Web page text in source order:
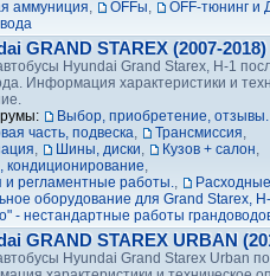
аммуниция, OFFы,
OFF-тюнинг и
GRAND STAREX (2007-2018)
Hyundai Grand Starex, H-1
Информация характеристики и
Выбор, приобретение, отзывы.
часть, подвеска, Трансмиссия,
, Шины, диски, Кузов + салон,
кондиционирование,
и регламентные работы.,
оборудование для Grand Starex,
- нестандартные работы
GRAND STAREX URBAN
Hyundai Grand Starex Urban